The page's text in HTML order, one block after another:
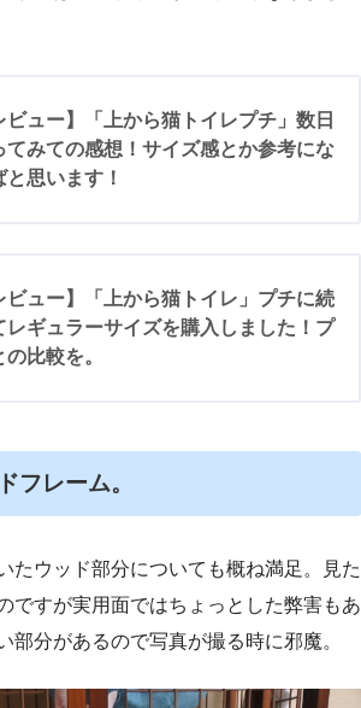
ビュー】「上から猫トイレプチ」数日
てみての感想！サイズ感とか参考にな
と思います！
ビュー】「上から猫トイレ」プチに続
レギュラーサイズを購入しました！プ
の比較を。
フレーム。
たウッド部分についても概ね満足。見た
ですが実用面ではちょっとした弊害もあ
部分があるので写真が撮る時に邪魔。